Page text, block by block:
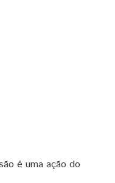
é uma ação do